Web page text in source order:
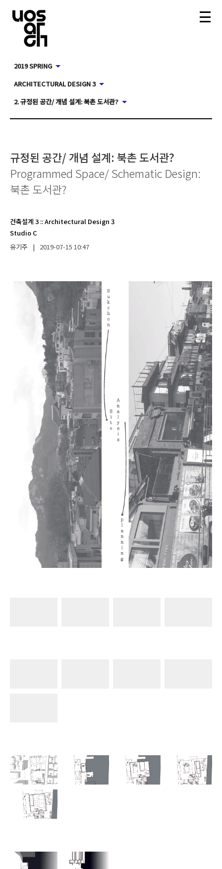
2019 SPRING
ARCHITECTURAL DESIGN 3
2. 규정된 공간/ 개념 설계: 북촌 도서관?
규정된 공간/ 개념 설계: 북촌 도서관?
Programmed Space/ Schematic Design:
북촌 도서관?
건축설계 3 ::Architectural Design 3
Studio C
유기주
| 2019-07-15 10:47